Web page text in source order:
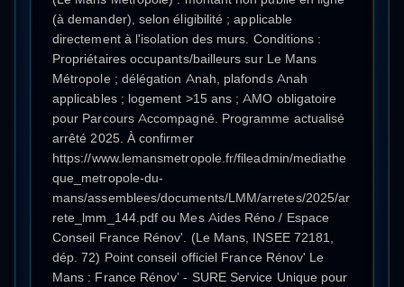
(à demander), selon éligibilité ; applicable
directement à l'isolation des murs. Conditions :
Propriétaires occupants/bailleurs sur Le Mans
Métropole ; délégation Anah, plafonds Anah
applicables ; logement >15 ans ; AMO obligatoire
pour Parcours Accompagné. Programme actualisé
arrêté 2025. À confirmer
https://www.lemansmetropole.fr/fileadmin/mediathe
que_metropole-du-
mans/assemblees/documents/LMM/arretes/2025/ar
rete_lmm_144.pdf ou Mes Aides Réno / Espace
Conseil France Rénov'. (Le Mans, INSEE 72181,
dép. 72) Point conseil officiel France Rénov' Le
Mans : France Rénov’ - SURE Service Unique pour